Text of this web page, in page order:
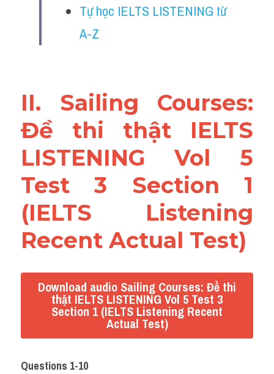
Vocabulary
Education
Tự học IELTS LISTENING từ
A-Z
II. Sailing Courses:
Đề thi thật IELTS
LISTENING Vol 5
Test 3 Section 1
(IELTS Listening
Recent Actual Test)
Download audio Sailing Courses: Đề thi
thật IELTS LISTENING Vol 5 Test 3
Section 1 (IELTS Listening Recent
Actual Test)
Questions 1-10